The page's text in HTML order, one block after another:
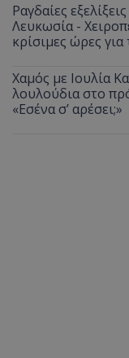
Ραγδαίες
Λευκωσία -
κρίσιμες ώρες
Χαμός με Ιουλία
λουλούδια στο
«Εσένα σ’ αρέσει;»